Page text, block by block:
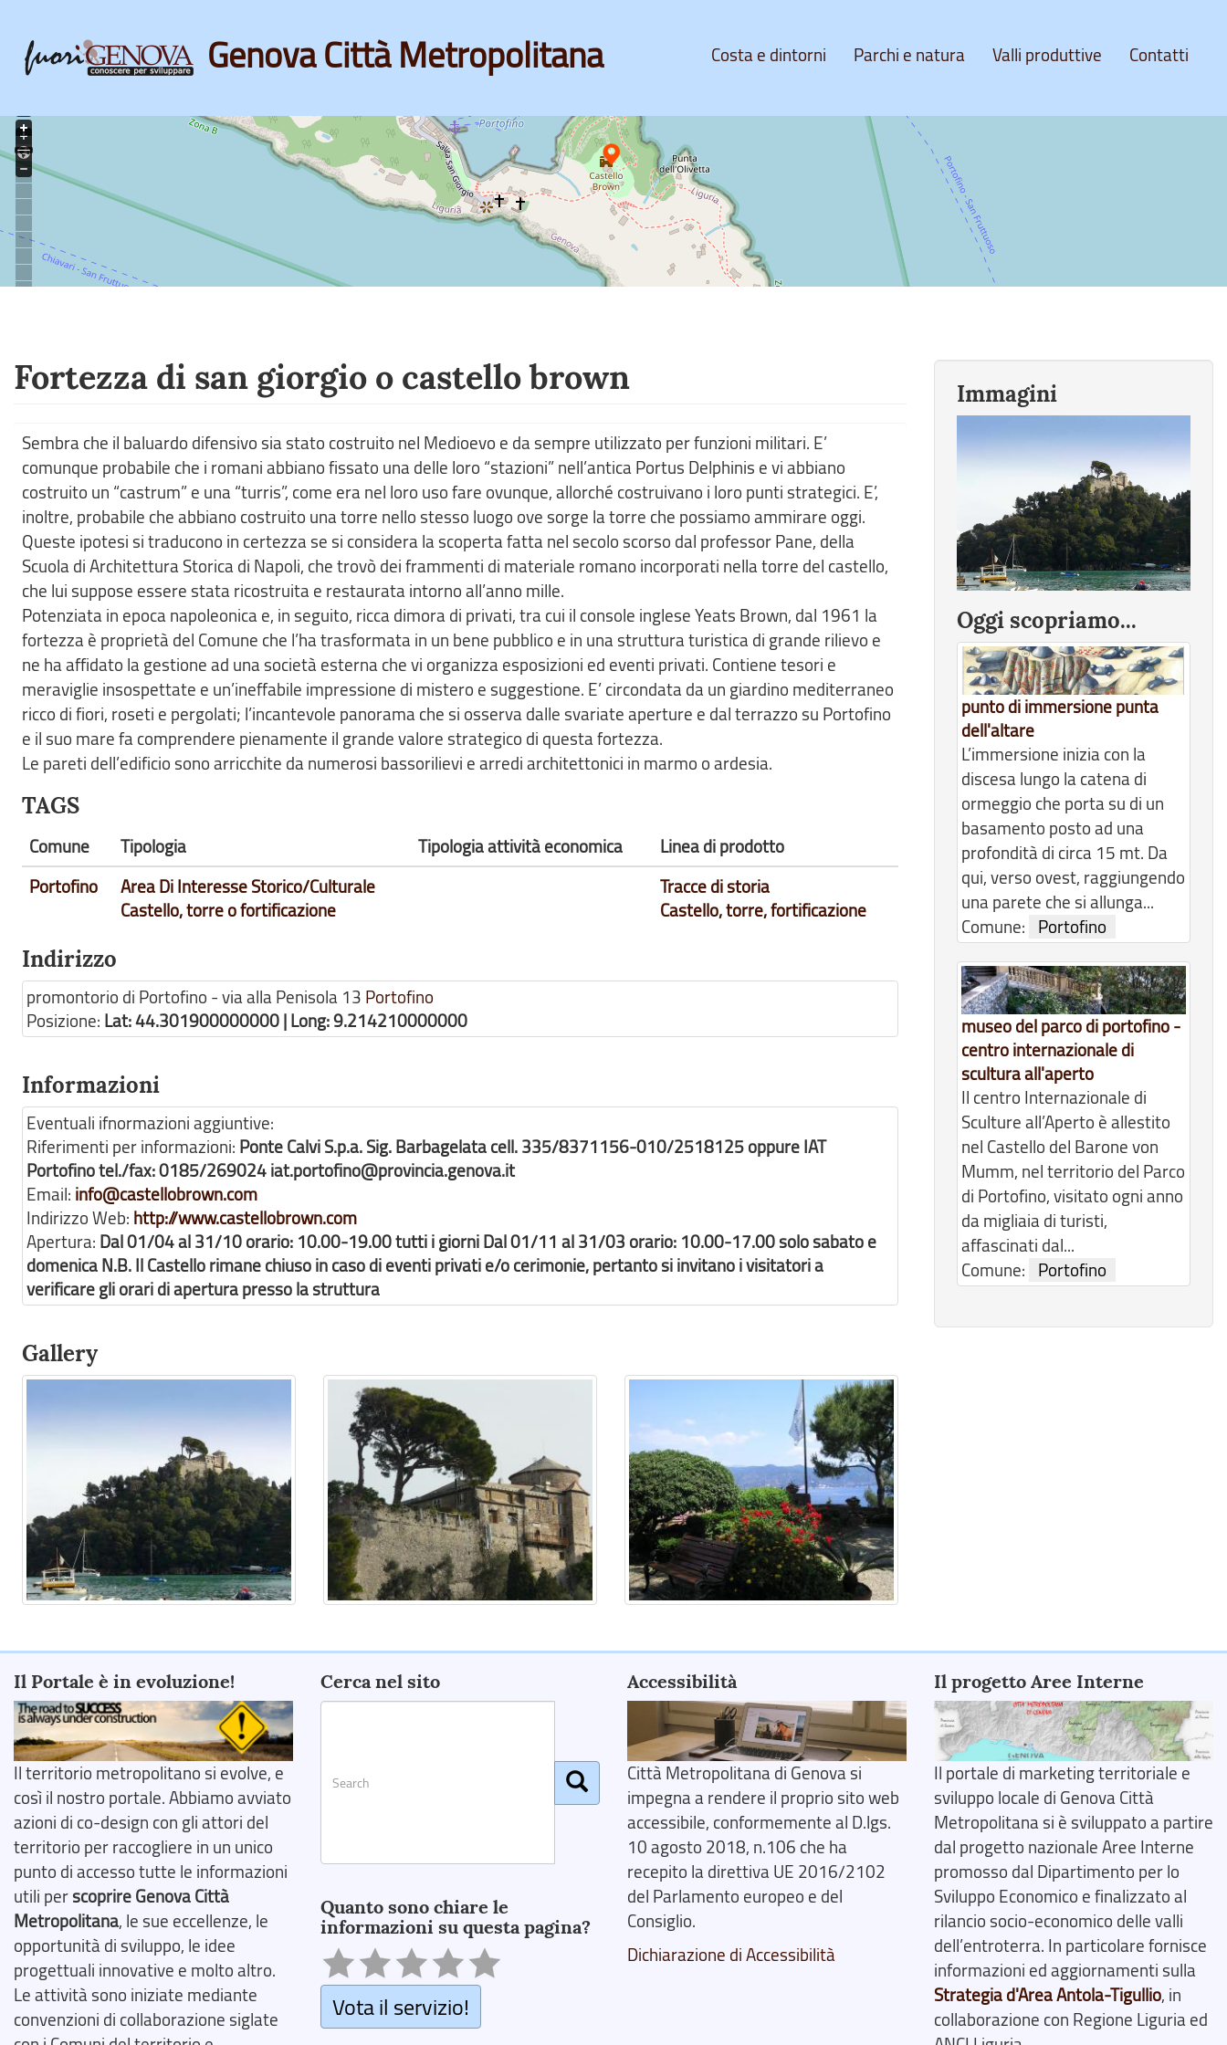
Skip
main
content
Genova Città Metropolitana Costa e dintorni Parchi e natura Valli produttive Contatti
Fortezza di san giorgio o castello brown
Sembra che il baluardo difensivo sia stato costruito nel Medioevo e da sempre utilizzato per funzioni militari. E’
comunque probabile che i romani abbiano fissato una delle loro “stazioni” nell’antica Portus Delphinis e vi abbiano
costruito un “castrum” e una “turris”, come era nel loro uso fare ovunque, allorché costruivano i loro punti strategici. E’,
inoltre, probabile che abbiano costruito una torre nello stesso luogo ove sorge la torre che possiamo ammirare oggi.
Queste ipotesi si traducono in certezza se si considera la scoperta fatta nel secolo scorso dal professor Pane, della
Scuola di Architettura Storica di Napoli, che trovò dei frammenti di materiale romano incorporati nella torre del castello,
che lui suppose essere stata ricostruita e restaurata intorno all’anno mille.
Potenziata in epoca napoleonica e, in seguito, ricca dimora di privati, tra cui il console inglese Yeats Brown, dal 1961 la
fortezza è proprietà del Comune che l’ha trasformata in un bene pubblico e in una struttura turistica di grande rilievo e
ne ha affidato la gestione ad una società esterna che vi organizza esposizioni ed eventi privati. Contiene tesori e
meraviglie insospettate e un’ineffabile impressione di mistero e suggestione. E’ circondata da un giardino mediterraneo
ricco di fiori, roseti e pergolati; l’incantevole panorama che si osserva dalle svariate aperture e dal terrazzo su Portofino
e il suo mare fa comprendere pienamente il grande valore strategico di questa fortezza.
Le pareti dell’edificio sono arricchite da numerosi bassorilievi e arredi architettonici in marmo o ardesia.
TAGS
Comune Tipologia Tipologia attività economica
Linea di prodotto
Portofino
Area Di Interesse Storico/Culturale
Castello, torre o fortificazione
Tracce di storia
Castello, torre, fortificazione
Indirizzo
promontorio di Portofino - via alla Penisola 13 Portofino
Posizione: Lat: 44.301900000000 | Long: 9.214210000000
Informazioni
Eventuali ifnormazioni aggiuntive:
Riferimenti per informazioni: Ponte Calvi S.p.a. Sig. Barbagelata cell. 335/8371156-010/2518125 oppure IAT
Portofino tel./fax: 0185/269024 iat.portofino@provincia.genova.it
Email: info@castellobrown.com
Indirizzo Web: http://www.castellobrown.com
Apertura: Dal 01/04 al 31/10 orario: 10.00-19.00 tutti i giorni Dal 01/11 al 31/03 orario: 10.00-17.00 solo sabato e
domenica N.B. Il Castello rimane chiuso in caso di eventi privati e/o cerimonie, pertanto si invitano i visitatori a
verificare gli orari di apertura presso la struttura
Gallery
Immagini
Oggi scopriamo...
punto di immersione punta
dell'altare
L’immersione inizia con la
discesa lungo la catena di
ormeggio che porta su di un
basamento posto ad una
profondità di circa 15 mt. Da
qui, verso ovest, raggiungendo
una parete che si allunga...
Comune:
Portofino
museo del parco di portofino -
centro internazionale di
scultura all'aperto
Il centro Internazionale di
Sculture all’Aperto è allestito
nel Castello del Barone von
Mumm, nel territorio del Parco
di Portofino, visitato ogni anno
da migliaia di turisti,
affascinati dal...
Comune:
Portofino
Il Portale è in evoluzione!
Il territorio metropolitano si evolve, e
così il nostro portale. Abbiamo avviato
azioni di co-design con gli attori del
territorio per raccogliere in un unico
punto di accesso tutte le informazioni
utili perscoprire Genova Città
Metropolitana, le sue eccellenze, le
opportunità di sviluppo, le idee
progettuali innovative e molto altro.
Le attività sono iniziate mediante
convenzioni di collaborazione siglate
Cerca nel sito
Quanto sono chiare le
informazioni su questa pagina?
Vota il servizio!
Accessibilità
Città Metropolitana di Genova si
impegna a rendere il proprio sito web
accessibile, conformemente al D.lgs.
10 agosto 2018, n.106 che ha
recepito la direttiva UE 2016/2102
del Parlamento europeo e del
Consiglio.
Dichiarazione di Accessibilità
Il progetto Aree Interne
Il portale di marketing territoriale e
sviluppo locale di Genova Città
Metropolitana si è sviluppato a partire
dal progetto nazionale Aree Interne
promosso dal Dipartimento per lo
Sviluppo Economico e finalizzato al
rilancio socio-economico delle valli
dell’entroterra. In particolare fornisce
informazioni ed aggiornamenti sulla
Strategia d'Area Antola-Tigullio, in
collaborazione con Regione Liguria ed